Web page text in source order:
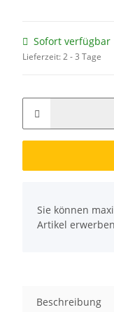
Sofort verfügbar
Lieferzeit:2 - 3 Tage
Sie können
Artikel
Beschreibung